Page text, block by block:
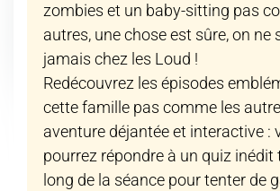
zombies et un baby-sitting pas
autres, une chose est sûre, on ne
jamais chez les Loud !
Redécouvrez les épisodes
cette famille pas comme les
aventure déjantée et interactive :
pourrez répondre à un quiz inédit
long de la séance pour tenter de